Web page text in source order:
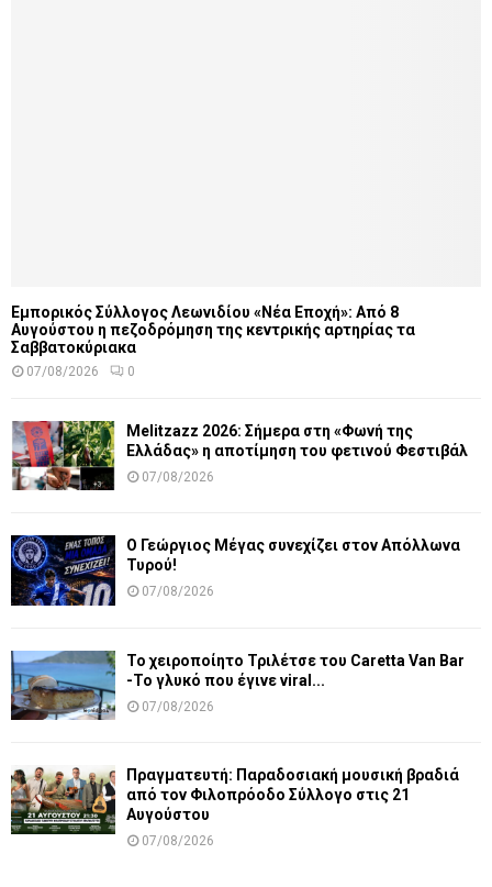
Εμπορικός Σύλλογος Λεωνιδίου «Νέα Εποχή»: Από 8
Αυγούστου η πεζοδρόμηση της κεντρικής αρτηρίας τα
Σαββατοκύριακα
07/08/2026 0
Melitzazz 2026: Σήμερα στη «Φωνή της
Ελλάδας» η αποτίμηση του φετινού Φεστιβάλ
07/08/2026
Ο Γεώργιος Μέγας συνεχίζει στον Απόλλωνα
Τυρού!
07/08/2026
Το χειροποίητο Τριλέτσε του Caretta Van Bar
-Το γλυκό που έγινε viral...
07/08/2026
Πραγματευτή: Παραδοσιακή μουσική βραδιά
από τον Φιλοπρόοδο Σύλλογο στις 21
Αυγούστου
07/08/2026